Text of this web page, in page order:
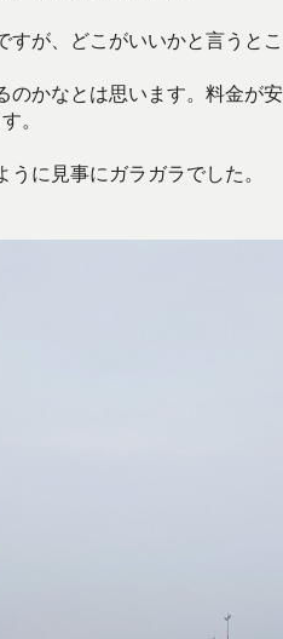
が、どこがいいかと言うと
のかなとは思います。料金が
。
に見事にガラガラでした。